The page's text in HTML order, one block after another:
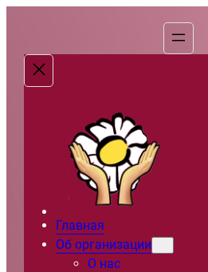
содержимому
Главная
Об организации
О нас